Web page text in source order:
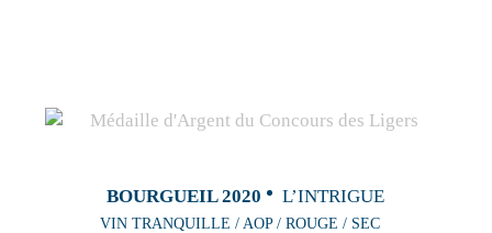
BOURGUEIL 2020 L’INTRIGUE
VIN TRANQUILLE / AOP / ROUGE / SEC